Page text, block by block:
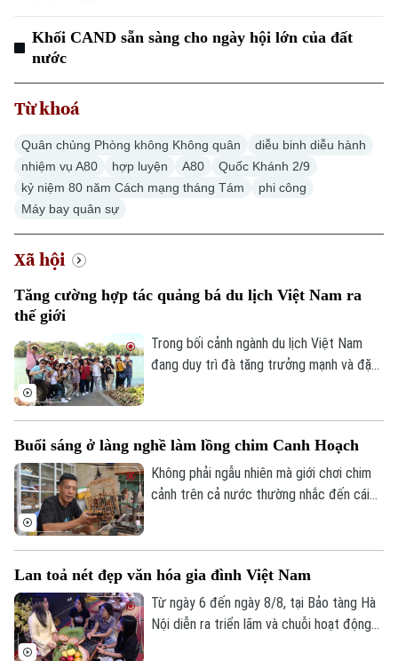
Chuyên mục
Hà Nội
Chính trị
Hà Nội
Khối CAND sẵn sàng cho ngày hội lớn của đất
nước
Từ khoá
Quân chủng Phòng không Không quân
diễu binh diễu hành
nhiệm vụ A80
hợp luyện A80
Quốc Khánh 2/9
kỷ niệm 80 năm Cách mạng tháng Tám
phi công
Máy bay quân sự
Xã hội
Tăng cường hợp tác quảng bá du lịch Việt Nam ra
thế giới
Trong bối cảnh ngành du lịch Việt Nam
đang duy trì đà tăng trưởng mạnh và đặt
cầu được xem là giải pháp quan trọng để
nâng cao hiệu quả xúc tiến, quảng bá
điểm đến.
Buổi sáng ở làng nghề làm lồng chim Canh Hoạch
Không phải ngẫu nhiên mà giới chơi chim
cảnh trên cả nước thường nhắc đến cái
làm lồng chim ở Việt Nam. Mỗi sản phẩm
không chỉ đáp ứng nhu cầu nuôi chim mà
còn thể hiện trình độ chế tác, sự am hiểu
Lan toả nét đẹp văn hóa gia đình Việt Nam
Từ ngày 6 đến ngày 8/8, tại Bảo tàng Hà
Nội diễn ra triển lãm và chuỗi hoạt động